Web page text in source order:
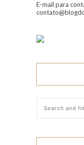
E-mail para